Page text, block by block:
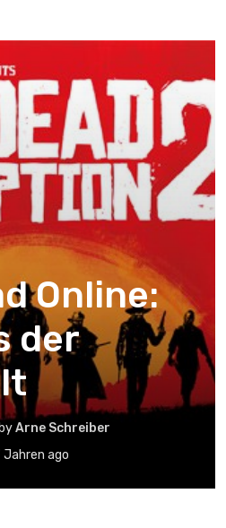
Online:
der
byArne Schreiber
Jahren ago